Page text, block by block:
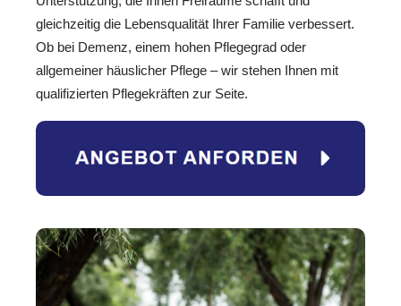
gleichzeitig die Lebensqualität Ihrer Familie verbessert.
Ob bei Demenz, einem hohen Pflegegrad oder
allgemeiner häuslicher Pflege – wir stehen Ihnen mit
qualifizierten Pflegekräften zur Seite.